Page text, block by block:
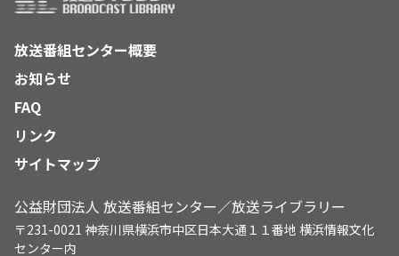
放送番組センター概要
お知らせ
FAQ
リンク
サイトマップ
公益財団法人 放送番組センター／放送ライブラリー
〒231-0021 神奈川県横浜市中区日本大通１１番地 横浜情報文化
センター内